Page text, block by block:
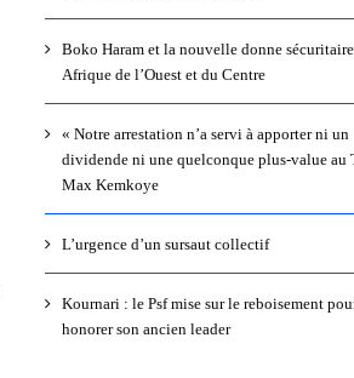
Boko Haram et la nouvelle donne
Afrique de l’Ouest et du Centre
« Notre arrestation n’a servi à apporter ni un
dividende ni une quelconque plus-value au
Max Kemkoye
L’urgence d’un sursaut collectif
Kournari : le Psf mise sur le reboisement
honorer son ancien leader